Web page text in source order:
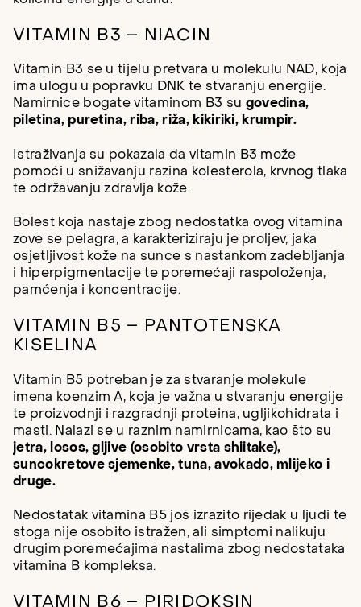
VITAMIN B3 – NIACIN
Vitamin B3 se u tijelu pretvara u molekulu NAD, koja
ima ulogu u popravku DNK te stvaranju energije.
Namirnice bogate vitaminom B3 su govedina,
piletina, puretina, riba, riža, kikiriki, krumpir.
Istraživanja su pokazala da vitamin B3 može
pomoći u snižavanju razina kolesterola, krvnog tlaka
te održavanju zdravlja kože.
Bolest koja nastaje zbog nedostatka ovog vitamina
zove se pelagra, a karakteriziraju je proljev, jaka
osjetljivost kože na sunce s nastankom zadebljanja
i hiperpigmentacije te poremećaji raspoloženja,
pamćenja i koncentracije.
VITAMIN B5 – PANTOTENSKA
KISELINA
Vitamin B5 potreban je za stvaranje molekule
imena koenzim A, koja je važna u stvaranju energije
te proizvodnji i razgradnji proteina, ugljikohidrata i
masti. Nalazi se u raznim namirnicama, kao što su
jetra, losos, gljive (osobito vrsta shiitake),
suncokretove sjemenke, tuna, avokado, mlijeko i
druge.
Nedostatak vitamina B5 još izrazito rijedak u ljudi te
stoga nije osobito istražen, ali simptomi nalikuju
drugim poremećajima nastalima zbog nedostataka
vitamina B kompleksa.
VITAMIN B6 – PIRIDOKSIN